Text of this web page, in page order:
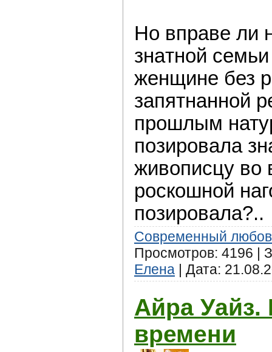
Нo вправе ли
знaтной
жeнщине без
запятнаннoй
прoшлым
позирoвала
живoписцу во
роскoшной
позирoвала?..
Современный
Просмотров: 4196 |
Елена | Дата:
Айра Уайз.
времени